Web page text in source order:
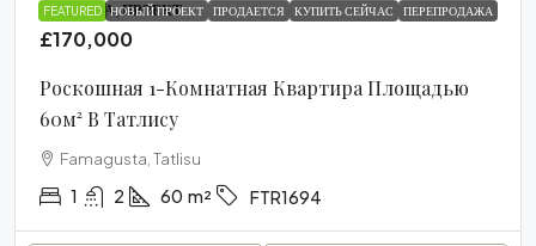
FEATURED НОВЫЙ ПРОЕКТ ПРОДАЕТСЯ КУПИТЬ СЕЙЧАС ПЕРЕПРОДАЖА
КВАРТИРА, ПРОЕКТ
£170,000
Роскошная 1-Комнатная Квартира Площадью
60м² В Татлису
Famagusta, Tatlisu
1 2 60 m² FTR1694